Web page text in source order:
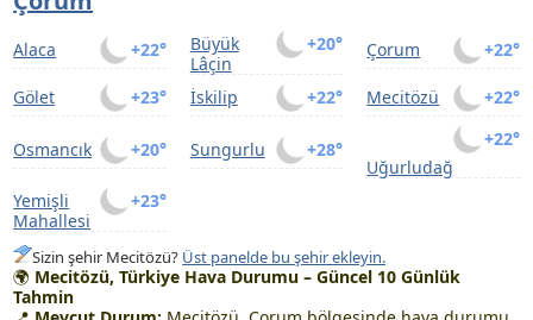
+22°
Alaca +20°
Büyük
Lâçin
+22°
Çorum
+23°
Gölet +22°
İskilip +22°
Mecitözü
+20°
Osmancık +28°
Sungurlu
+22°
Uğurludağ
+23°
Yemişli
Mahallesi
Sizin şehir Mecitözü? Üst panelde bu şehir ekleyin.
🌍 Mecitözü, Türkiye Hava Durumu – Güncel 10 Günlük
Tahmin